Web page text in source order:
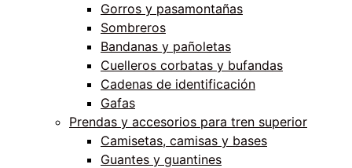
Gorros y pasamontañas
Sombreros
Bandanas y pañoletas
Cuelleros corbatas y bufandas
Cadenas de identificación
Gafas
Prendas y accesorios para tren superior
Camisetas, camisas y bases
Guantes y guantines